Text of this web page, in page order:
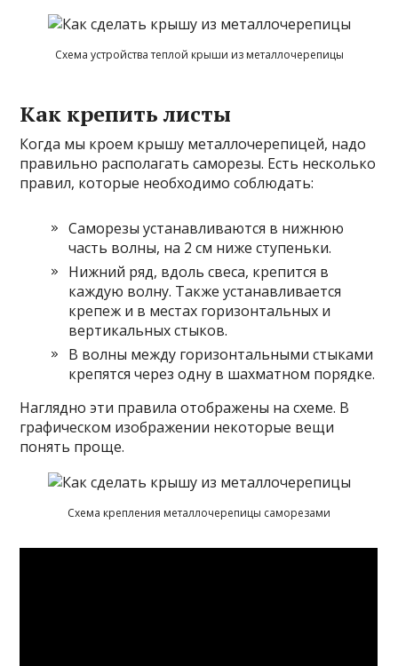
Схема устройства теплой крыши из металлочерепицы
Как крепить листы
Когда мы кроем крышу металлочерепицей, надо
правильно располагать саморезы. Есть несколько
правил, которые необходимо соблюдать:
Саморезы устанавливаются в нижнюю
часть волны, на 2 см ниже ступеньки.
Нижний ряд, вдоль свеса, крепится в
каждую волну. Также устанавливается
крепеж и в местах горизонтальных и
вертикальных стыков.
В волны между горизонтальными стыками
крепятся через одну в шахматном порядке.
Наглядно эти правила отображены на схеме. В
графическом изображении некоторые вещи
понять проще.
Схема крепления металлочерепицы саморезами